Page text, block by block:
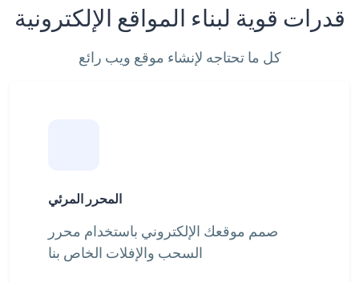
قدرات قوية لبناء المواقع الإلكترونية
كل ما تحتاجه لإنشاء موقع ويب رائع
المحرر المرئي
صمم موقعك الإلكتروني باستخدام محرر
السحب والإفلات الخاص بنا